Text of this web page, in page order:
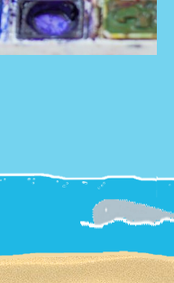
Summer
Camp
צור קשר